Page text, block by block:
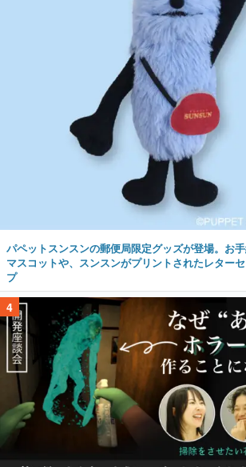
パペットスンスンの郵便局限定グッズが登場。お
マスコットや、スンスンがプリントされたレター
プ
4